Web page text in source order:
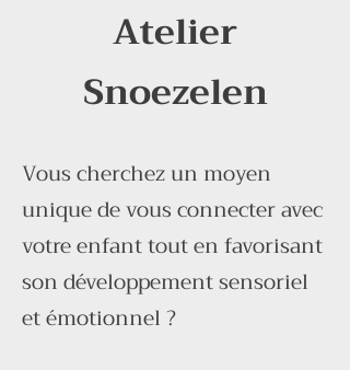
Atelier
Snoezelen
Vous cherchez un moyen
unique de vous connecter avec
votre enfant tout en favorisant
son développement sensoriel
et émotionnel ?